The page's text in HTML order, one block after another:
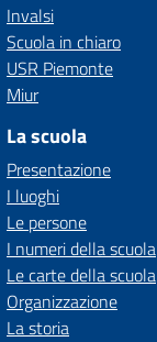
Invalsi
Scuola in chiaro
USR Piemonte
Miur
La scuola
Presentazione
I luoghi
Le persone
I numeri della scuola
Le carte della scuola
Organizzazione
La storia